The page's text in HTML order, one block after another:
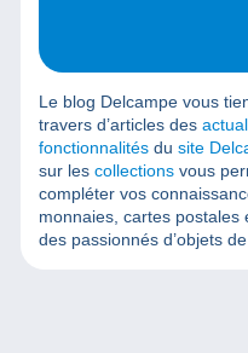
Le blog Delcampe vous
travers d’articles des
fonctionnalités du site
sur les collections vous
compléter vos
monnaies, cartes postales
des passionnés d’objets